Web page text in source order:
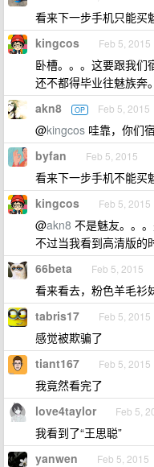
看来下一步手机只能买
kingcos Feb 5, 2015
卧槽。。。这要跟我们
还不都得毕业往魅族奔
akn8 OP Feb 5, 2015
@kingcos 哇靠，你们
byfan Feb 5, 2015
看来下一步手机不能买
kingcos Feb 5, 2015
@akn8 不是魅友。。。
不过当我看到高清版的
66beta Feb 5, 2015
看来看去，粉色羊毛衫
tabris17 Feb 5, 2015
感觉被欺骗了
tiant167 Feb 5, 2015
我竟然看完了
love4taylor Feb 5,
我看到了“王思聪”
yanwen Feb 5, 2015